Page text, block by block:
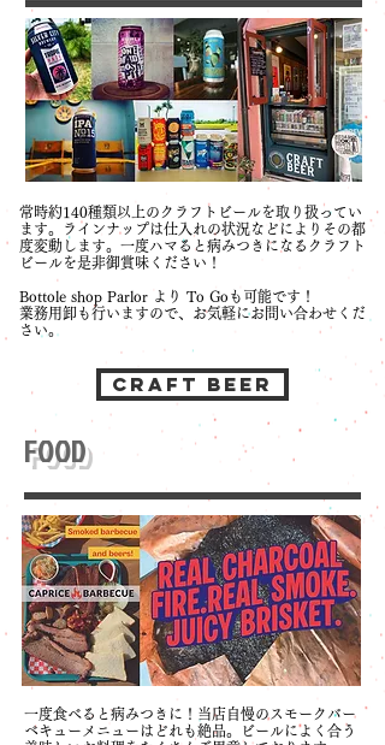
常時約140種類以上のクラフトビールを取り扱ってい
ます。ラインナップは仕入れの状況などによりその都
度変動します。一度ハマると病みつきになるクラフト
ビールを是非御賞味ください！
Bottole shop Parlor より To Goも可能です！
業務用卸も行いますので、お気軽にお問い合わせくだ
さい。
CRAFT BEER
FOOD
一度食べると病みつきに！当店自慢のスモークバー
ベキューメニューはどれも絶品。ビールによく合う